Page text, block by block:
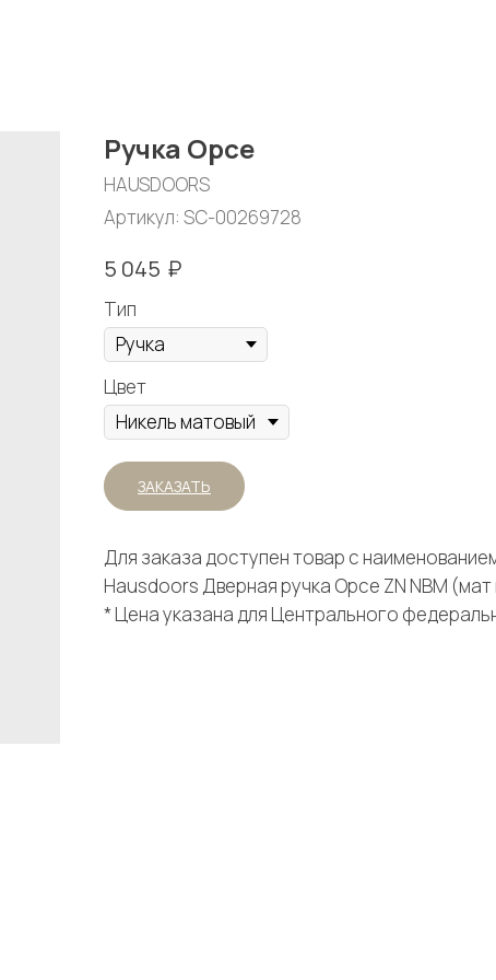
Ручка Орсе
HAUSDOORS
Артикул: SC-00269728
5 045 ₽
Тип
Цвет
ЗАКАЗАТЬ
Для заказа доступен товар с
Hausdoors Дверная ручка Орсе ZN NBM (мат
* Цена указана для Центрального